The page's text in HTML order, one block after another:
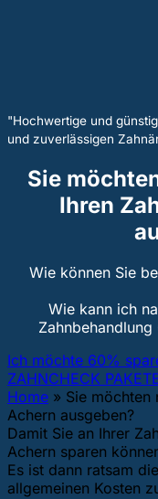
"Hochwertige und
und zuverlässigen
Sie
Ihren
Wie können Sie
Wie kann ich
Ich möchte 60%
ZAHNCHECK
Home » Sie möchten
Achern ausgeben?
Damit Sie an Ihrer
Achern sparen
Es ist dann ratsam
allgemeinen Kosten